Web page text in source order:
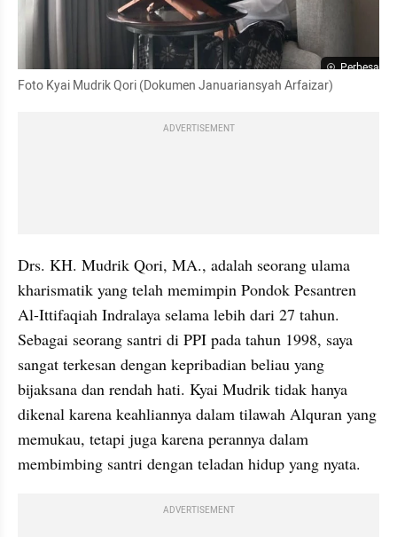
Perbesar
Foto Kyai Mudrik Qori (Dokumen Januariansyah Arfaizar)
ADVERTISEMENT
Drs. KH. Mudrik Qori, MA., adalah seorang ulama
kharismatik yang telah memimpin Pondok Pesantren
Al-Ittifaqiah Indralaya selama lebih dari 27 tahun.
Sebagai seorang santri di PPI pada tahun 1998, saya
sangat terkesan dengan kepribadian beliau yang
bijaksana dan rendah hati. Kyai Mudrik tidak hanya
dikenal karena keahliannya dalam tilawah Alquran yang
memukau, tetapi juga karena perannya dalam
membimbing santri dengan teladan hidup yang nyata.
ADVERTISEMENT